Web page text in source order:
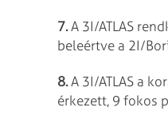
7.A 3I/ATLAS
beleértve a 2I/
8.A 3I/ATLAS a
érkezett, 9 fokos